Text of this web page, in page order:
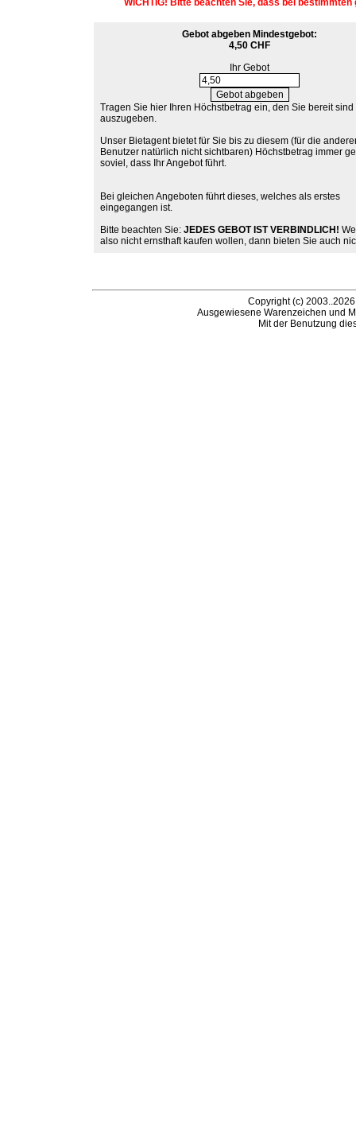
WICHTIG! Bitte beachten Sie, dass bei
Gebot abgeben Mindestgebot:
4,50 CHF
Ihr Gebot
Tragen Sie hier Ihren Höchstbetrag ein, den Sie bereit sind
auszugeben.
Unser Bietagent bietet für Sie bis zu diesem (für die
Benutzer natürlich nicht sichtbaren) Höchstbetrag immer
soviel, dass Ihr Angebot führt.
Bei gleichen Angeboten führt dieses, welches als erstes
eingegangen ist.
Bitte beachten Sie: JEDES GEBOT IST VERBINDLICH!
also nicht ernsthaft kaufen wollen, dann bieten Sie auch
Copyright (c)
Ausgewiesene Warenzeichen und
Mit der Benutzung